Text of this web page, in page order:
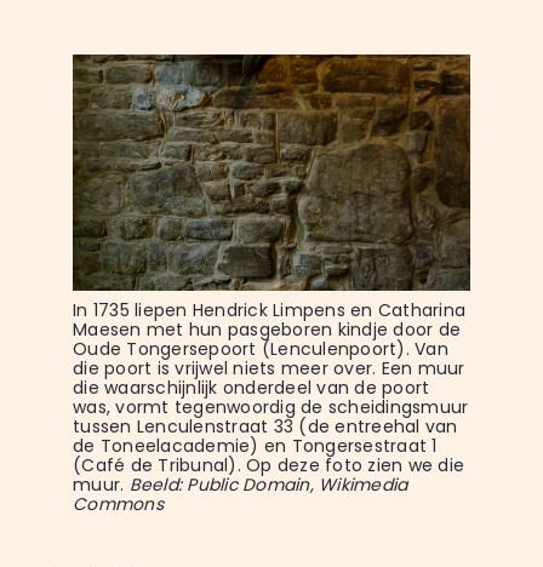
In 1735 liepen Hendrick Limpens en Catharina
Maesen met hun pasgeboren kindje door de
Oude Tongersepoort (Lenculenpoort). Van
die poort is vrijwel niets meer over. Een muur
die waarschijnlijk onderdeel van de poort
was, vormt tegenwoordig de scheidingsmuur
tussen Lenculenstraat 33 (de entreehal van
de Toneelacademie) en Tongersestraat 1
(Café de Tribunal). Op deze foto zien we die
muur. Beeld: Public Domain, Wikimedia
Commons